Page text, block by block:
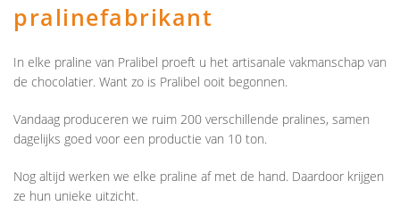
pralinefabrikant
In elke praline van Pralibel proeft u het artisanale vakmanschap van
de chocolatier. Want zo is Pralibel ooit begonnen.
Vandaag produceren we ruim 200 verschillende pralines, samen
dagelijks goed voor een productie van 10 ton.
Nog altijd werken we elke praline af met de hand. Daardoor krijgen
ze hun unieke uitzicht.